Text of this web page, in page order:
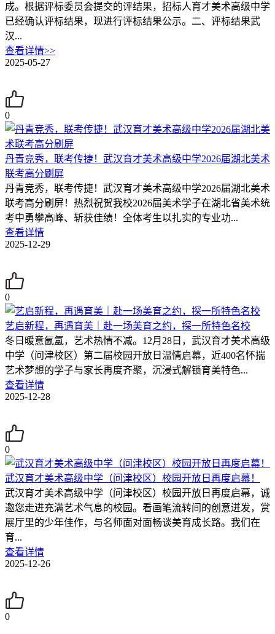
成。根据评标委员会提交的评结果，招标人育才美术高级中学
已经确认评标结果，现进行评标结果公示。二、评标结果武
汉...
查看详情>>
2025-05-27
0
丹青竞秀，联考传捷！武汉育才美术高级中学2026届湖北美术
联考高分刷屏
丹青竞秀，联考传捷！武汉育才美术高级中学2026届湖北美术
联考高分刷屏！热烈祝贺我校2026届美术学子在湖北省美术统
考中勇攀高峰、斩获佳绩！全体考生以扎实的专业功...
查看详情
2025-12-29
0
艺启新程，再遇育美｜赴一场美育之约，探一所特色名校
冬日暖意氤氲，艺术热情不减。12月28日，武汉育才美术高级
中学（问津校区）第二届校园开放日温情启幕，近400名怀揣
艺术梦想的学子与家长再度齐聚，沉浸式解锁育美特色...
查看详情
2025-12-28
0
武汉育才美术高级中学（问津校区）校园开放日再度启幕！
武汉育才美术高级中学（问津校区）校园开放日再度启幕，诚
邀您走进充满艺术气息的校园。看画笔流转间的创意迸发，赏
展厅里的少年佳作，与名师面对面畅谈美育成长路。我们在
育...
查看详情
2025-12-26
0